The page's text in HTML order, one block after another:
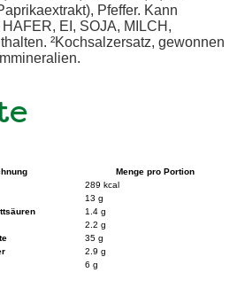
Pfeffer. Kann
EI, SOJA, MILCH,
²Kochsalzersatz, gewonnen
Menge pro Portion
289 kcal
13 g
1.4 g
2.2 g
35 g
2.9 g
6 g